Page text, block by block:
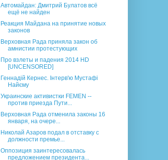
Автомайдан: Дмитрий Булатов всё
ещё не найден
Реакция Майдана на принятие новых
законов
Верховная Рада приняла закон об
амнистии протестующих
Про взлеты и падения 2014 HD
[UNCENSORED]
Геннадій Кернес. Інтерв'ю Мустафі
Найєму
Украинские активистки FEMEN --
против приезда Пути...
Верховная Рада отменила законы 16
января, на очере...
Николай Азаров подал в отставку с
должности премье...
Оппозиция заинтересовалась
предложением президента...